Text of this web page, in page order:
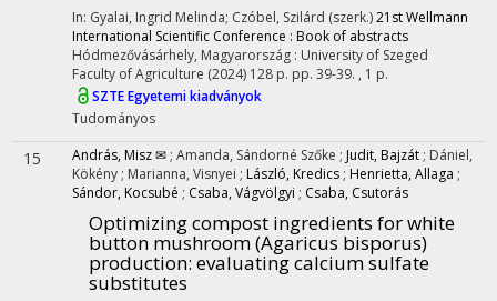
In: Gyalai, Ingrid Melinda; Czóbel, Szilárd (szerk.)21st Wellmann
International Scientific Conference : Book of abstracts
Hódmezővásárhely, Magyarország : University of Szeged
Faculty of Agriculture (2024) 128 p. pp. 39-39. , 1 p.
SZTE Egyetemi kiadványok
Tudományos
15 András, Misz ✉ ; Amanda, Sándorné Szőke ; Judit, Bajzát ; Dániel,
Kökény ; Marianna, Visnyei ; László, Kredics ; Henrietta, Allaga ;
Sándor, Kocsubé ; Csaba, Vágvölgyi ; Csaba, Csutorás
Optimizing compost ingredients for white
button mushroom (Agaricus bisporus)
production: evaluating calcium sulfate
substitutes